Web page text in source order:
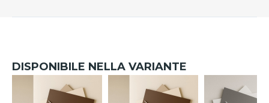
DISPONIBILE NELLA VARIANTE